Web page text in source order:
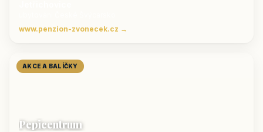
www.penzion-zvonecek.cz →
AKCE A BALÍČKY
Pepicentrum